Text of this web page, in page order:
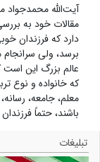
آیت‌الله محمدجواد
مقالات خود به
دارد که فرزندان
برسد، ولی
عالم بزرگ این
که خانواده و نوع
معلم، جامعه،
باشند، حتماً
تبلیغات